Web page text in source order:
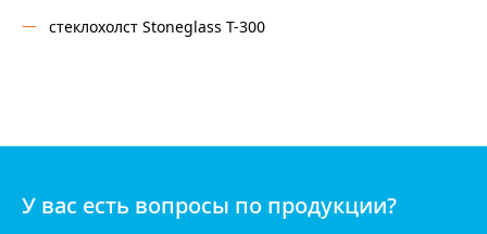
стеклохолст Stoneglass T-300
У вас есть вопросы по продукции?